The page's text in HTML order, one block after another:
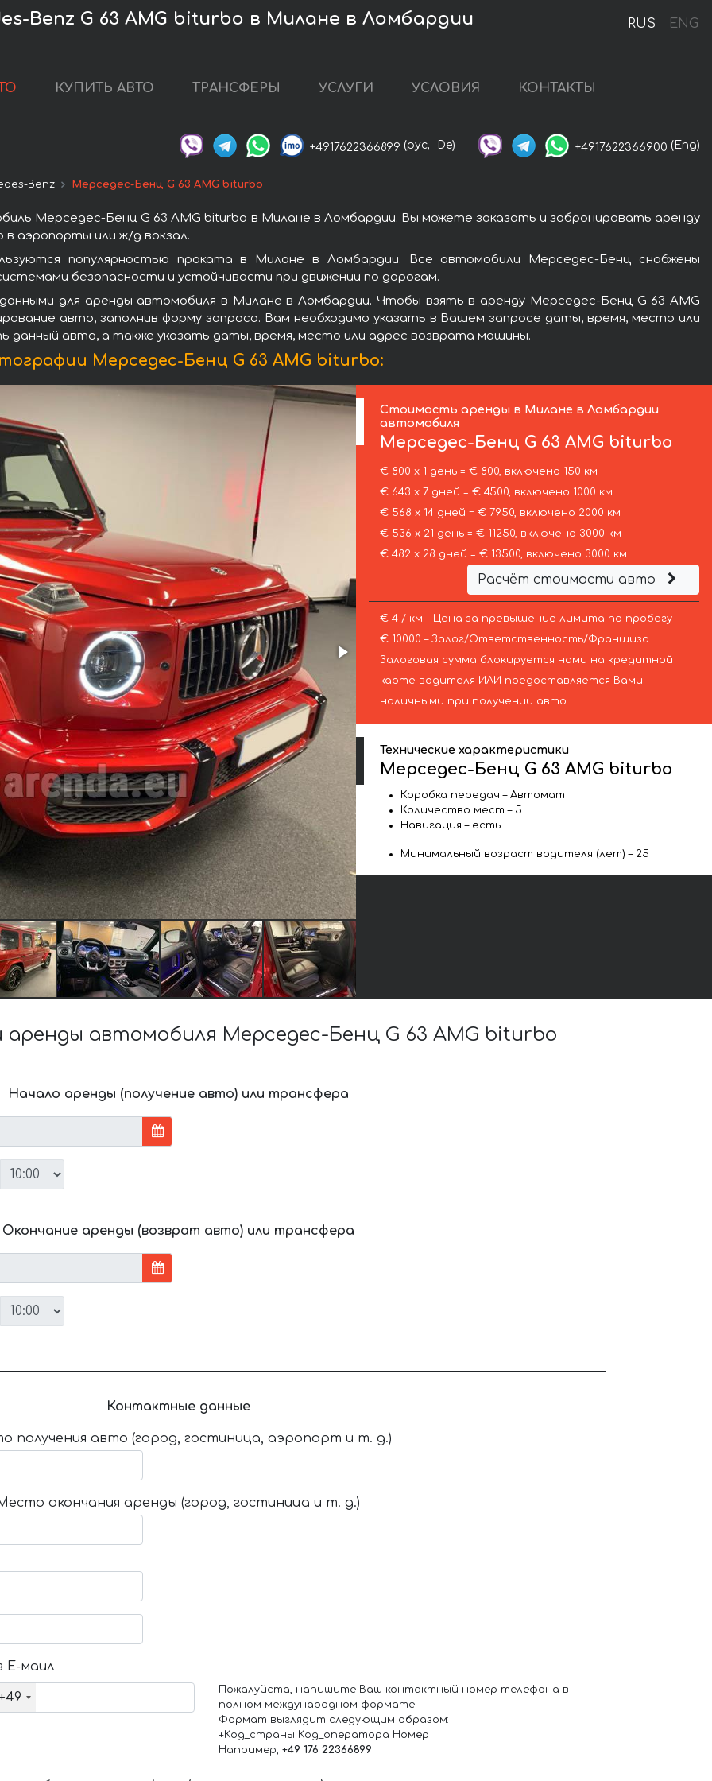
RUS ENG
Benz G 63 AMG biturbo в Милане в Ломбардии
КУПИТЬ АВТО ТРАНСФЕРЫ УСЛУГИ УСЛОВИЯ КОНТАКТЫ
+4917622366899 (рус, De) +4917622366900 (Eng)
Benz Мерседес-Бенц G 63 AMG biturbo
Мерседес-Бенц G 63 AMG biturbo в Милане в Ломбардии. Вы можете заказать и забронировать аренду
аэропорты или ж/д вокзал.
популярностью проката в Милане в Ломбардии. Все автомобили Мерседес-Бенц снабжены
безопасности и устойчивости при движении по дорогам.
для аренды автомобиля в Милане в Ломбардии. Чтобы взять в аренду Мерседес-Бенц G 63 AMG
авто, заполнив форму запроса. Вам необходимо указать в Вашем запросе даты, время, место или
данный авто, а также указать даты, время, место или адрес возврата машины.
Мерседес-Бенц G 63 AMG biturbo:
Стоимость аренды в Милане в Ломбардии
автомобиля
Мерседес-Бенц G 63 AMG biturbo
€ 800 х 1 день = € 800, включено 150 км
€ 643 х 7 дней = € 4500, включено 1000 км
€ 568 х 14 дней = € 7950, включено 2000 км
€ 536 х 21 день = € 11250, включено 3000 км
€ 482 х 28 дней = € 13500, включено 3000 км
Расчёт стоимости авто
€ 4 / км – Цена за превышение лимита по пробегу
€ 10000 – Залог/Ответственность/Франшиза.
Залоговая сумма блокируется нами на кредитной
карте водителя ИЛИ предоставляется Вами
наличными при получении авто.
Технические характеристики
Мерседес-Бенц G 63 AMG biturbo
Коробка передач – Автомат
Количество мест – 5
Навигация – есть
Минимальный возраст водителя (лет) – 25
автомобиля Мерседес-Бенц G 63 AMG biturbo
Начало аренды (получение авто) или трансфера
Окончание аренды (возврат авто) или трансфера
Контактные данные
получения авто (город, гостиница, аэропорт и т. д.)
окончания аренды (город, гостиница и т. д.)
Е-маил
Пожалуйста, напишите Ваш контактный номер телефона в
полном международном формате.
Формат выглядит следующим образом:
+Код_страны Код_оператора Номер
Например, +49 176 22366899